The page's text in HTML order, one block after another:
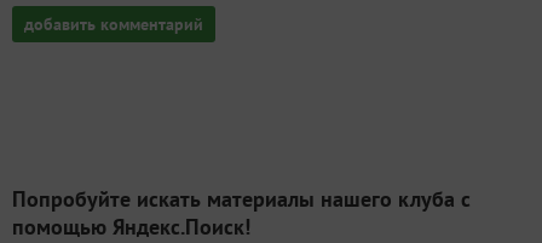
добавить комментарий
Попробуйте искать материалы нашего клуба с
помощью Яндекс.Поиск!